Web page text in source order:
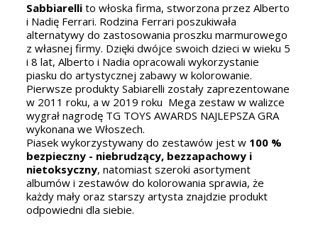
Sabbiarelli to włoska firma, stworzona przez Alberto
i Nadię Ferrari. Rodzina Ferrari poszukiwała
alternatywy do zastosowania proszku marmurowego
z własnej firmy. Dzięki dwójce swoich dzieci w wieku 5
i 8 lat, Alberto i Nadia opracowali wykorzystanie
piasku do artystycznej zabawy w kolorowanie.
Pierwsze produkty Sabiarelli zostały zaprezentowane
w 2011 roku, a w 2019 roku Mega zestaw w walizce
wygrał nagrodę TG TOYS AWARDS NAJLEPSZA GRA
wykonana we Włoszech.
Piasek wykorzystywany do zestawów jest w 100 %
bezpieczny - niebrudzący, bezzapachowy i
nietoksyczny, natomiast szeroki asortyment
albumów i zestawów do kolorowania sprawia, że
każdy mały oraz starszy artysta znajdzie produkt
odpowiedni dla siebie.